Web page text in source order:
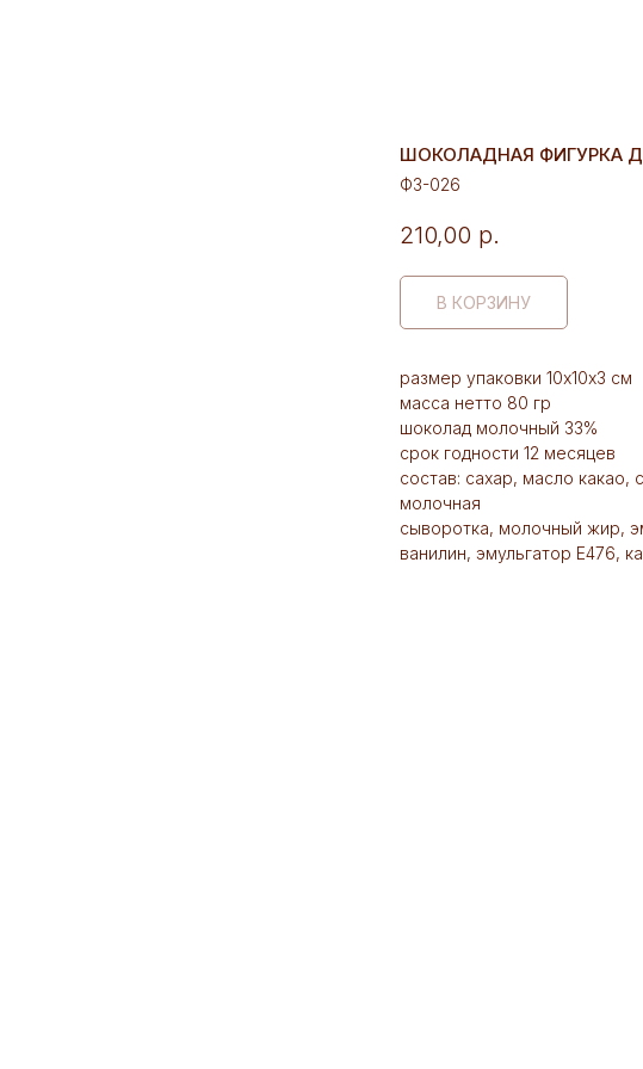
ШОКОЛАДНАЯ ФИГУРКА
Ф3-026
210,00 р.
В КОРЗИНУ
размер упаковки 10х10х3 см
масса нетто 80 гр
шоколад молочный 33%
срок годности 12 месяцев
состав: сахар, масло какао,
молочная
сыворотка, молочный жир,
ванилин, эмульгатор Е476,